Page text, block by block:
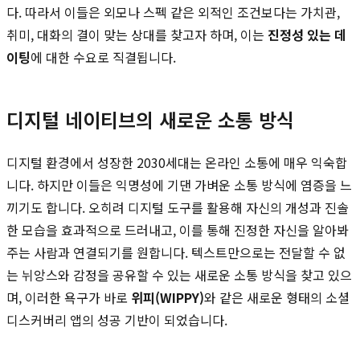
다. 따라서 이들은 외모나 스펙 같은 외적인 조건보다는 가치관,
취미, 대화의 결이 맞는 상대를 찾고자 하며, 이는 진정성 있는 데
이팅에 대한 수요로 직결됩니다.
디지털 네이티브의 새로운 소통 방식
디지털 환경에서 성장한 2030세대는 온라인 소통에 매우 익숙합
니다. 하지만 이들은 익명성에 기댄 가벼운 소통 방식에 염증을 느
끼기도 합니다. 오히려 디지털 도구를 활용해 자신의 개성과 진솔
한 모습을 효과적으로 드러내고, 이를 통해 진정한 자신을 알아봐
주는 사람과 연결되기를 원합니다. 텍스트만으로는 전달할 수 없
는 뉘앙스와 감정을 공유할 수 있는 새로운 소통 방식을 찾고 있으
며, 이러한 욕구가 바로 위피(WIPPY)와 같은 새로운 형태의 소셜
디스커버리 앱의 성공 기반이 되었습니다.